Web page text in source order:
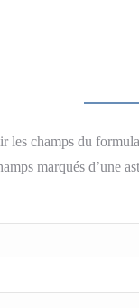
les champs du
marqués d’une